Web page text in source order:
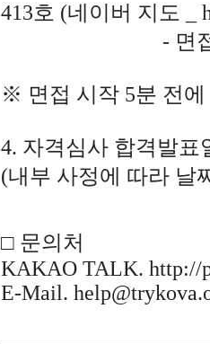
413호 (네이버 지도
- 면
※ 면접 시작 5분 전
4. 자격심사 합격발표
(내부 사정에 따라 날
□ 문의처
KAKAO TALK. http://
E-Mail.